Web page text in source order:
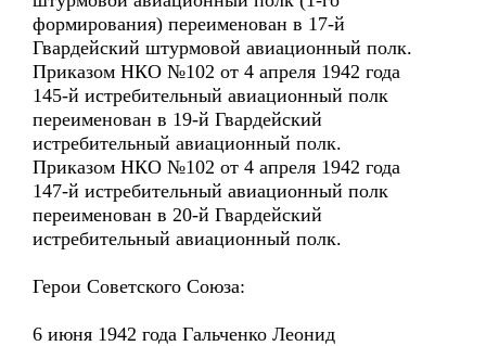
формирования) переименован в 17-й
Гвардейский штурмовой авиационный полк.
Приказом НКО №102 от 4 апреля 1942 года
145-й истребительный авиационный полк
переименован в 19-й Гвардейский
истребительный авиационный полк.
Приказом НКО №102 от 4 апреля 1942 года
147-й истребительный авиационный полк
переименован в 20-й Гвардейский
истребительный авиационный полк.
Герои Советского Союза:
6 июня 1942 года Гальченко Леонид